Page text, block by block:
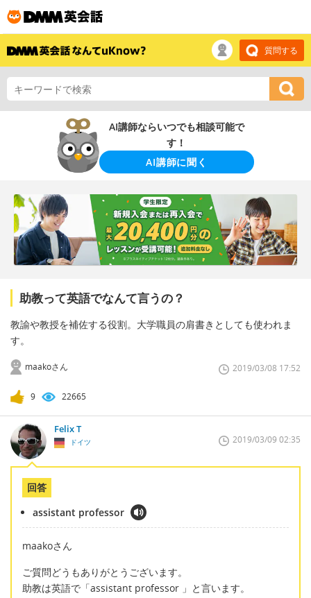
質問する
AI講師ならいつでも相談可能で
す！
AI講師に聞く
助教って英語でなんて言うの？
教諭や教授を補佐する役割。大学職員の肩書きとしても使われま
す。
maakoさん 2019/03/08 17:52
9 22665
Felix T
ドイツ 2019/03/09 02:35
回答
assistant professor
maakoさん
ご質問どうもありがとうございます。
助教は英語で「assistant professor 」と言います。